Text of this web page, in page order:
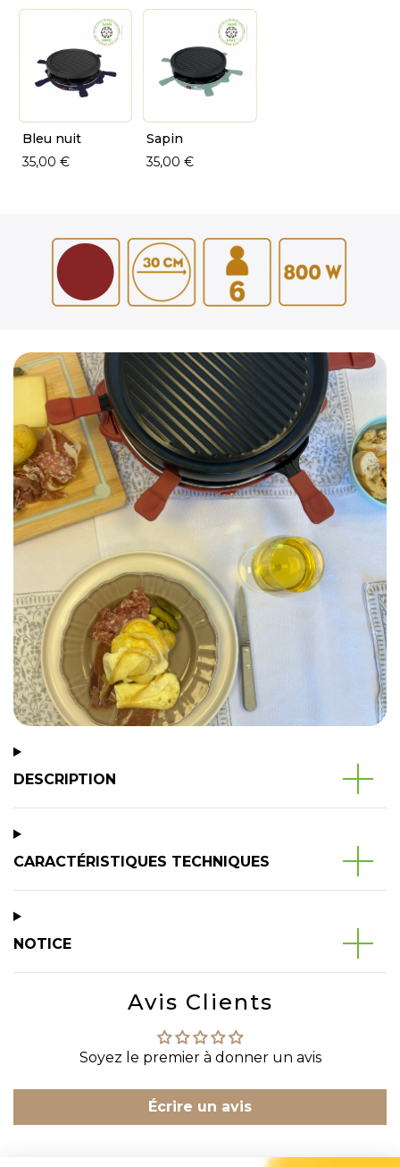
Bleu nuit
35,00 €
Sapin
35,00 €
DESCRIPTION
CARACTÉRISTIQUES TECHNIQUES
NOTICE
Avis Clients
Soyez le premier à donner un avis
Écrire un avis